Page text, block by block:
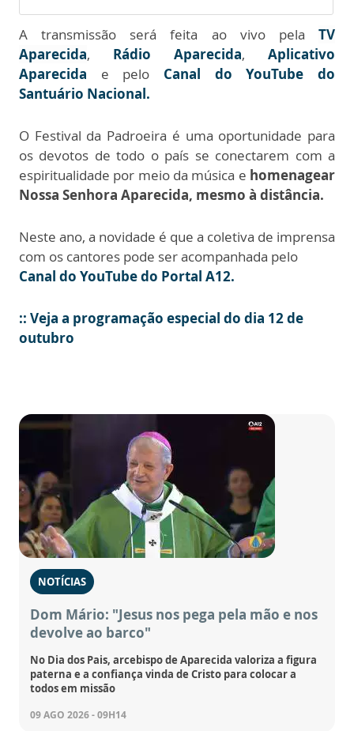
A transmissão será feita ao vivo pela TV
Aparecida, Rádio Aparecida, Aplicativo
Aparecida e pelo Canal do YouTube do
Santuário Nacional.
O Festival da Padroeira é uma oportunidade para
os devotos de todo o país se conectarem com a
espiritualidade por meio da música e homenagear
Nossa Senhora Aparecida, mesmo à distância.
Neste ano, a novidade é que a coletiva de imprensa
com os cantores pode ser acompanhada pelo
Canal do YouTube do Portal A12.
:: Veja a programação especial do dia 12 de
outubro
NOTÍCIAS
Dom Mário: "Jesus nos pega pela mão e nos
devolve ao barco"
No Dia dos Pais, arcebispo de Aparecida valoriza a figura
paterna e a confiança vinda de Cristo para colocar a
todos em missão
09 AGO 2026 - 09H14